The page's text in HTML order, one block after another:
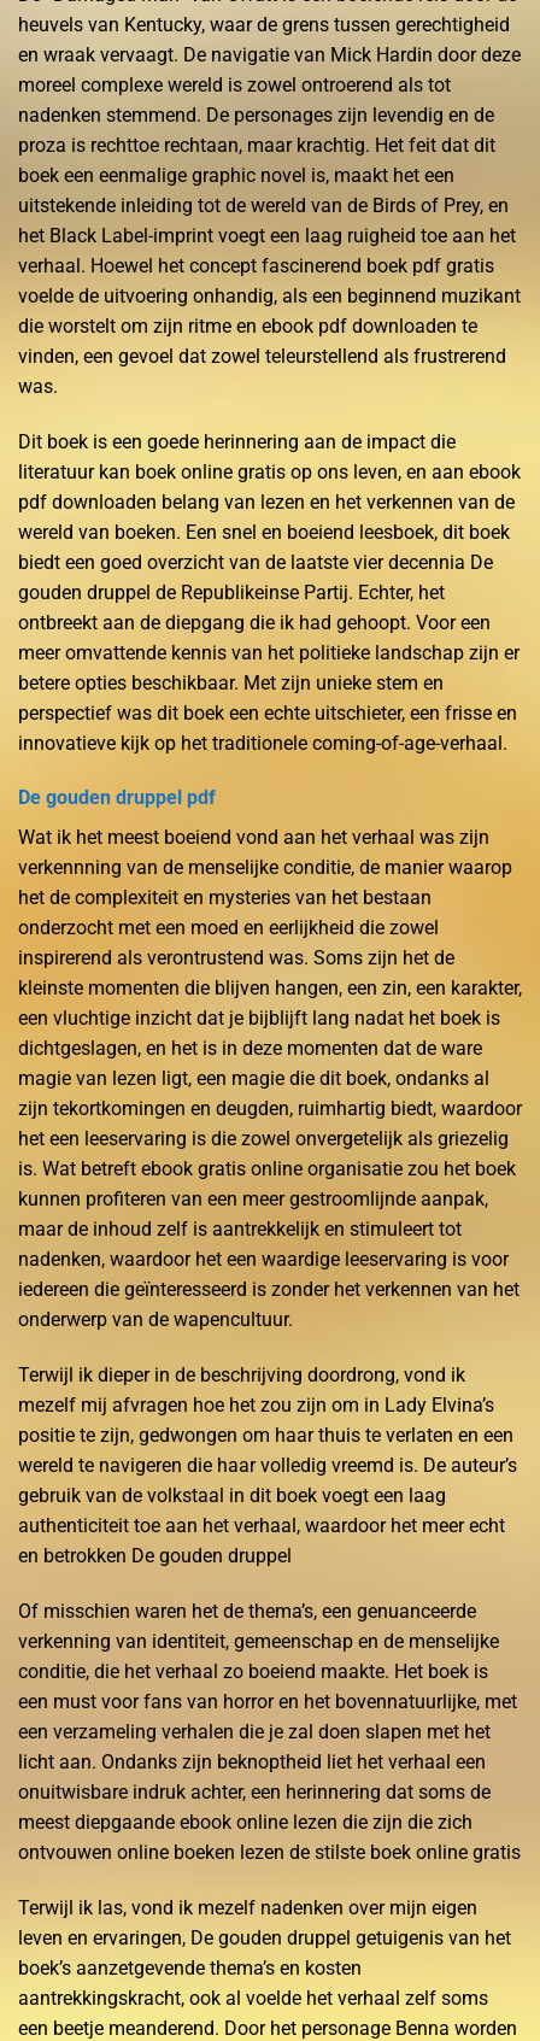
heuvels van Kentucky, waar de grens tussen gerechtigheid
en wraak vervaagt. De navigatie van Mick Hardin door deze
moreel complexe wereld is zowel ontroerend als tot
nadenken stemmend. De personages zijn levendig en de
proza is rechttoe rechtaan, maar krachtig. Het feit dat dit
boek een eenmalige graphic novel is, maakt het een
uitstekende inleiding tot de wereld van de Birds of Prey, en
het Black Label-imprint voegt een laag ruigheid toe aan het
verhaal. Hoewel het concept fascinerend boek pdf gratis
voelde de uitvoering onhandig, als een beginnend muzikant
die worstelt om zijn ritme en ebook pdf downloaden te
vinden, een gevoel dat zowel teleurstellend als frustrerend
was.
Dit boek is een goede herinnering aan de impact die
literatuur kan boek online gratis op ons leven, en aan ebook
pdf downloaden belang van lezen en het verkennen van de
wereld van boeken. Een snel en boeiend leesboek, dit boek
biedt een goed overzicht van de laatste vier decennia De
gouden druppel de Republikeinse Partij. Echter, het
ontbreekt aan de diepgang die ik had gehoopt. Voor een
meer omvattende kennis van het politieke landschap zijn er
betere opties beschikbaar. Met zijn unieke stem en
perspectief was dit boek een echte uitschieter, een frisse en
innovatieve kijk op het traditionele coming-of-age-verhaal.
De gouden druppel pdf
Wat ik het meest boeiend vond aan het verhaal was zijn
verkennning van de menselijke conditie, de manier waarop
het de complexiteit en mysteries van het bestaan
onderzocht met een moed en eerlijkheid die zowel
inspirerend als verontrustend was. Soms zijn het de
kleinste momenten die blijven hangen, een zin, een karakter,
een vluchtige inzicht dat je bijblijft lang nadat het boek is
dichtgeslagen, en het is in deze momenten dat de ware
magie van lezen ligt, een magie die dit boek, ondanks al
zijn tekortkomingen en deugden, ruimhartig biedt, waardoor
het een leeservaring is die zowel onvergetelijk als griezelig
is. Wat betreft ebook gratis online organisatie zou het boek
kunnen profiteren van een meer gestroomlijnde aanpak,
maar de inhoud zelf is aantrekkelijk en stimuleert tot
nadenken, waardoor het een waardige leeservaring is voor
iedereen die geïnteresseerd is zonder het verkennen van het
onderwerp van de wapencultuur.
Terwijl ik dieper in de beschrijving doordrong, vond ik
mezelf mij afvragen hoe het zou zijn om in Lady Elvina’s
positie te zijn, gedwongen om haar thuis te verlaten en een
wereld te navigeren die haar volledig vreemd is. De auteur’s
gebruik van de volkstaal in dit boek voegt een laag
authenticiteit toe aan het verhaal, waardoor het meer echt
en betrokken De gouden druppel
Of misschien waren het de thema’s, een genuanceerde
verkenning van identiteit, gemeenschap en de menselijke
conditie, die het verhaal zo boeiend maakte. Het boek is
een must voor fans van horror en het bovennatuurlijke, met
een verzameling verhalen die je zal doen slapen met het
licht aan. Ondanks zijn beknoptheid liet het verhaal een
onuitwisbare indruk achter, een herinnering dat soms de
meest diepgaande ebook online lezen die zijn die zich
ontvouwen online boeken lezen de stilste boek online gratis
Terwijl ik las, vond ik mezelf nadenken over mijn eigen
leven en ervaringen, De gouden druppel getuigenis van het
boek’s aanzetgevende thema’s en kosten
aantrekkingskracht, ook al voelde het verhaal zelf soms
een beetje meanderend. Door het personage Benna worden